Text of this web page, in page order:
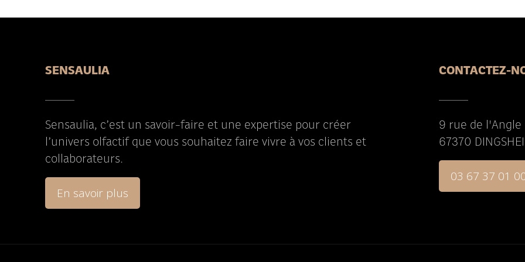
SENSAULIA
Sensaulia, c’est un savoir-faire et une expertise pour créer
l’univers olfactif que vous souhaitez faire vivre à vos clients et
collaborateurs.
En savoir plus
CONTACTEZ-
9 rue de l'Angle
67370
03 67 37 01